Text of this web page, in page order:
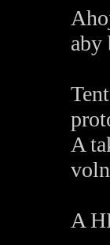
aby
A
A